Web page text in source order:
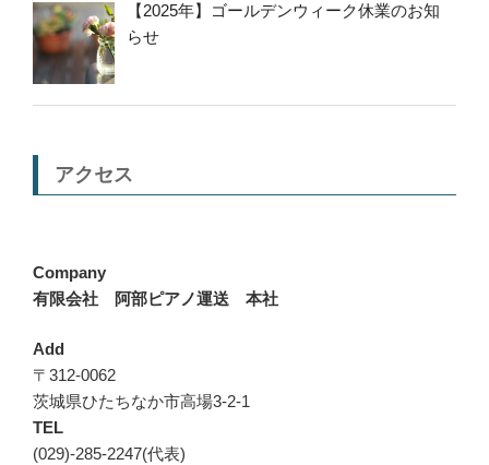
【2025年】ゴールデンウィーク休業のお知
らせ
アクセス
Company
有限会社 阿部ピアノ運送 本社
Add
〒312-0062
茨城県ひたちなか市高場3-2-1
TEL
(029)-285-2247(代表)